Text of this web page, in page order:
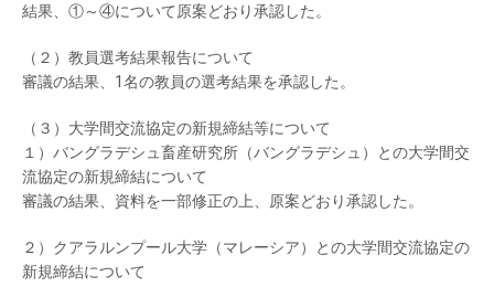
結果、①～④について原案どおり承認した。
（２）教員選考結果報告について
審議の結果、1名の教員の選考結果を承認した。
（３）大学間交流協定の新規締結等について
１）バングラデシュ畜産研究所（バングラデシュ）との大学間交
流協定の新規締結について
審議の結果、資料を一部修正の上、原案どおり承認した。
２）クアラルンプール大学（マレーシア）との大学間交流協定の
新規締結について